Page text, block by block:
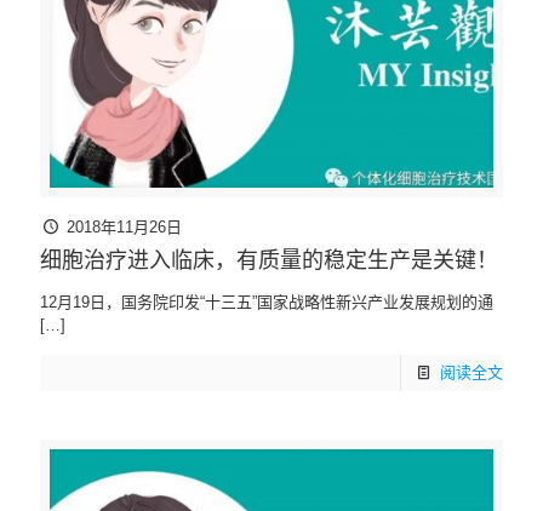
2018年11月26日
细胞治疗进入临床，有质量的稳定生产是关键！
12月19日，国务院印发“十三五”国家战略性新兴产业发展规划的通
[…]
阅读全文